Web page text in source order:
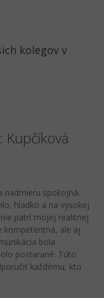
kolegov v
nadmieru spokojná.
hladko a na vysokej
patrí mojej realitnej
kompetentná, ale aj
bola
postarané. Túto
každému, kto